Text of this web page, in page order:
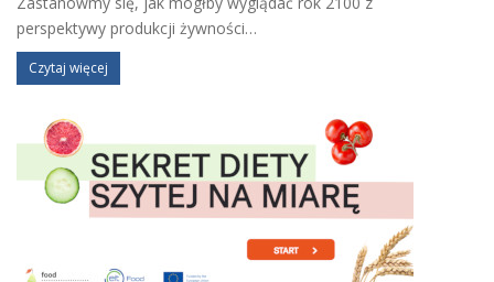
perspektywy produkcji żywności…
Czytaj więcej